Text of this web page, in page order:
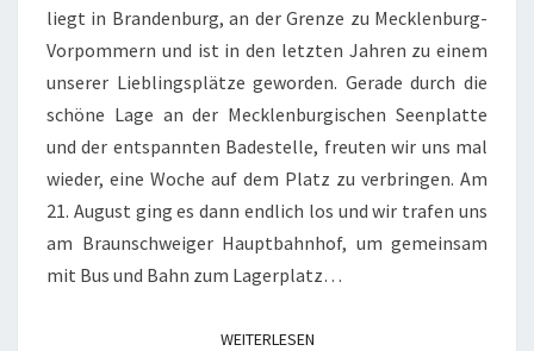
liegt in Brandenburg, an der Grenze zu Mecklenburg-
Vorpommern und ist in den letzten Jahren zu einem
unserer Lieblingsplätze geworden. Gerade durch die
schöne Lage an der Mecklenburgischen Seenplatte
und der entspannten Badestelle, freuten wir uns mal
wieder, eine Woche auf dem Platz zu verbringen. Am
21. August ging es dann endlich los und wir trafen uns
am Braunschweiger Hauptbahnhof, um gemeinsam
mit Bus und Bahn zum Lagerplatz…
WEITERLESENWEITERLESEN